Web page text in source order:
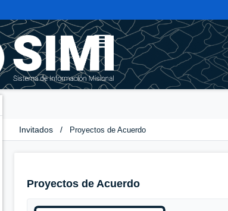
Invitados / Proyectos de Acuerdo
Proyectos de Acuerdo